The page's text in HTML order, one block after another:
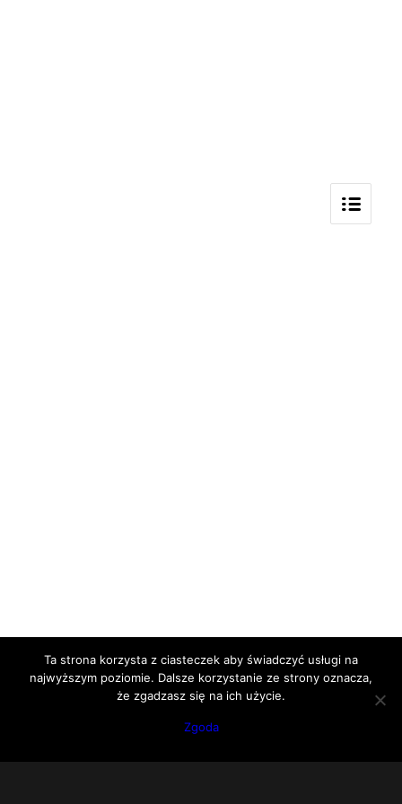
Ta strona korzysta z ciasteczek aby świadczyć usługi na
najwyższym poziomie. Dalsze korzystanie ze strony oznacza,
że zgadzasz się na ich użycie.
Zgoda